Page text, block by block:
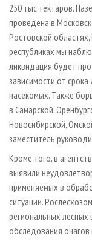
250 тыс. гектаров.
проведена в
Ростовской
республиках мы
ликвидация будет
зависимости от
насекомых. Также
в Самарской,
Новосибирской,
заместитель
Кроме того, в
выявили
применяемых в
ситуации.
региональных
обследования